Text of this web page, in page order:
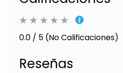
0.0 / 5 (No Calificaciones)
Reseñas